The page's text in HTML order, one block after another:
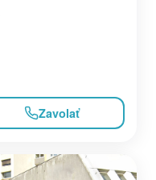
Zavolať